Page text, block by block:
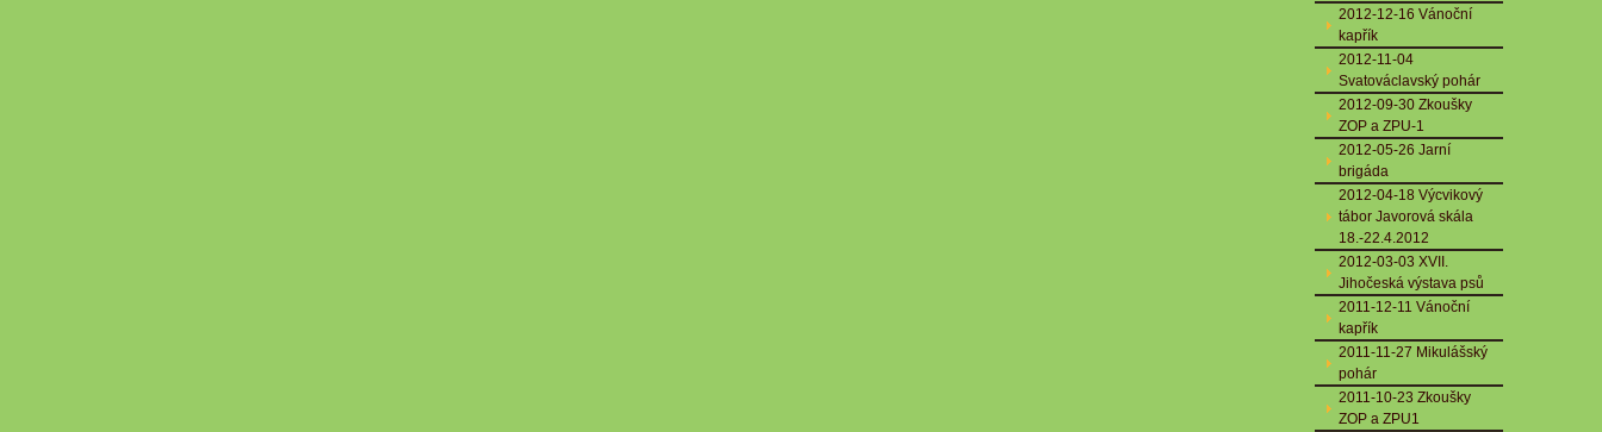
2012-12-16 Vánoční
kapřík
2012-11-04
Svatováclavský pohár
2012-09-30 Zkoušky
ZOP a ZPU-1
2012-05-26 Jarní
brigáda
2012-04-18 Výcvikový
tábor Javorová skála
18.-22.4.2012
2012-03-03 XVII.
Jihočeská výstava psů
2011-12-11 Vánoční
kapřík
2011-11-27 Mikulášský
pohár
2011-10-23 Zkoušky
ZOP a ZPU1